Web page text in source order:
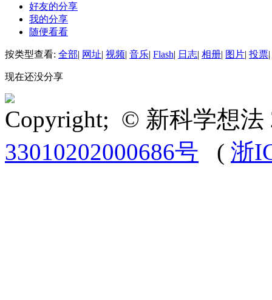
好友的分享
我的分享
随便看看
按类型查看: 全部| 网址| 视频| 音乐| Flash| 日志| 相册| 图片| 投票|
现在还没分享
Copyright; © 新科学想
33010202000686号 ( 浙